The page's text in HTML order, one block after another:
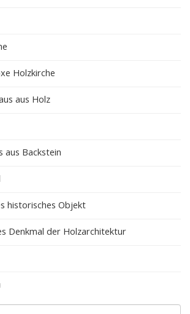
Holzkirche
aus Holz
aus Backstein
historisches Objekt
Denkmal der Holzarchitektur